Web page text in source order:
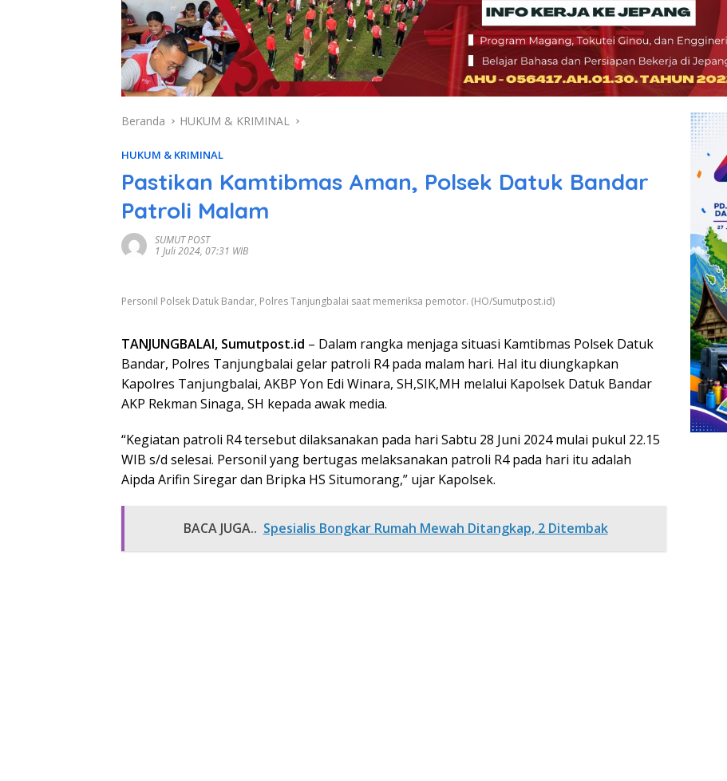
Beranda HUKUM & KRIMINAL
HUKUM & KRIMINAL
Pastikan Kamtibmas Aman, Polsek Datuk Bandar
Patroli Malam
SUMUT POST
1 Juli 2024, 07:31 WIB
Personil Polsek Datuk Bandar, Polres Tanjungbalai saat memeriksa pemotor. (HO/Sumutpost.id)
TANJUNGBALAI, Sumutpost.id – Dalam rangka menjaga situasi Kamtibmas Polsek Datuk
Bandar, Polres Tanjungbalai gelar patroli R4 pada malam hari. Hal itu diungkapkan
Kapolres Tanjungbalai, AKBP Yon Edi Winara, SH,SIK,MH melalui Kapolsek Datuk Bandar
AKP Rekman Sinaga, SH kepada awak media.
“Kegiatan patroli R4 tersebut dilaksanakan pada hari Sabtu 28 Juni 2024 mulai pukul 22.15
WIB s/d selesai. Personil yang bertugas melaksanakan patroli R4 pada hari itu adalah
Aipda Arifin Siregar dan Bripka HS Situmorang,” ujar Kapolsek.
BACA JUGA.. Spesialis Bongkar Rumah Mewah Ditangkap, 2 Ditembak